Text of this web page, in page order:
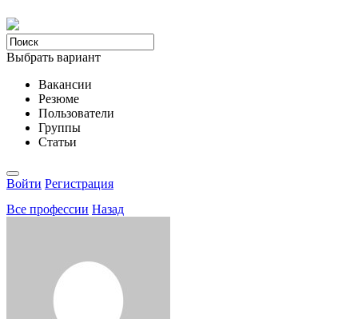
Выбрать вариант
Вакансии
Резюме
Пользователи
Группы
Статьи
Войти Регистрация
Все професcии Назад